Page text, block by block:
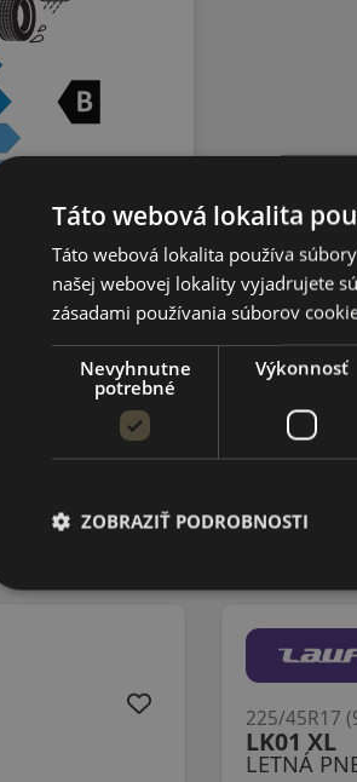
len
dodané
doposiaľ platnej
LETNÁ
LK01 XL
225/45R17
Táto webová lokalita
Táto webová lokalita používa
našej webovej lokality vyjadrujete
zásadami používania súborov
Nevyhnutne
potrebné
Výkonnosť
ZOBRAZIŤ PODROBNOSTI